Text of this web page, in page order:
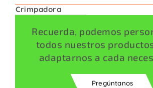
Crimpadora
Recuerda, podemos
todos nuestros
adaptarnos a cada
Pregúntanos